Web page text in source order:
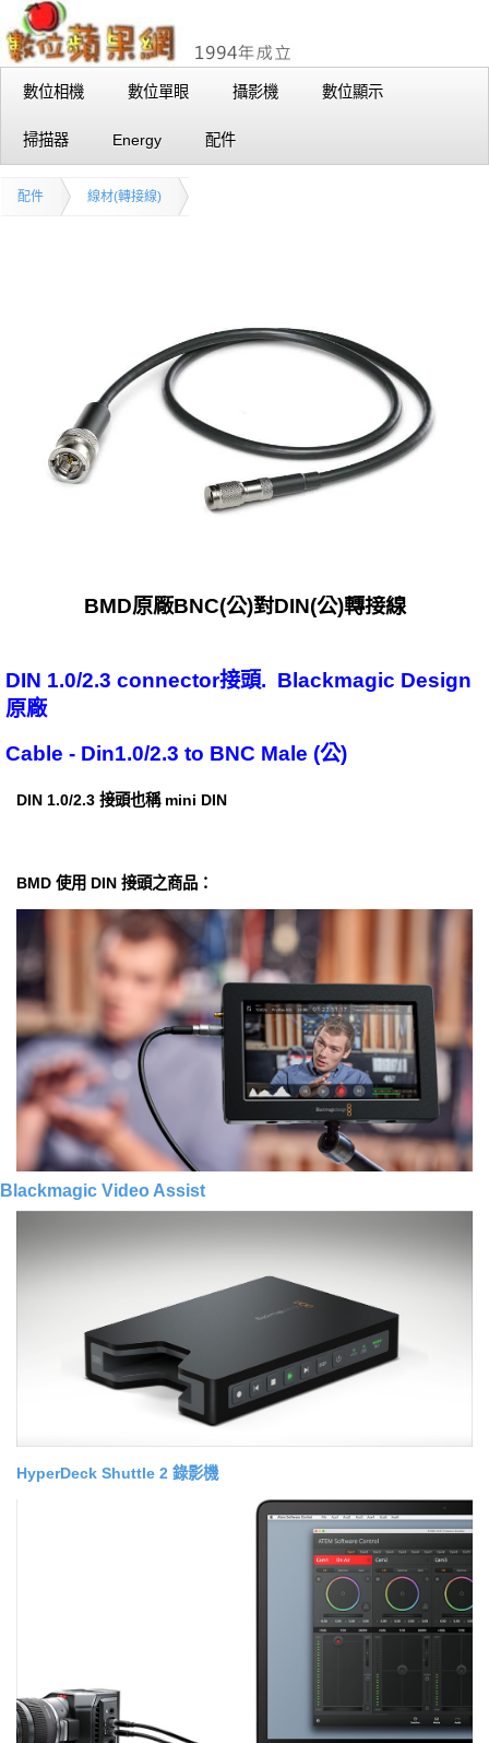
數位相機 數位單眼 攝影機 數位顯示
掃描器 Energy 配件
配件 線材(轉接線)
BMD原廠BNC(公)對DIN(公)轉接線
DIN 1.0/2.3 connector接頭. Blackmagic Design
原廠
Cable - Din1.0/2.3 to BNC Male (公)
DIN 1.0/2.3 接頭也稱 mini DIN
BMD 使用 DIN 接頭之商品：
Blackmagic Video Assist
HyperDeck Shuttle 2 錄影機